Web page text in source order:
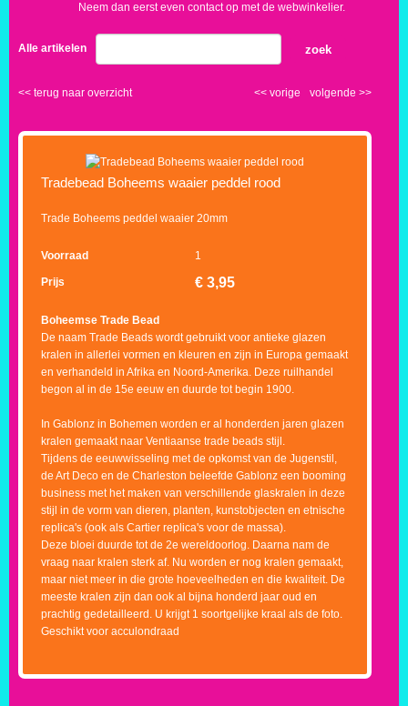
Neem dan eerst even contact op met de webwinkelier.
Alle artikelen zoek
<< terug naar overzicht volgende >>
<< vorige
Tradebead Boheems waaier peddel rood
Trade Boheems peddel waaier 20mm
Voorraad 1
Prijs € 3,95
Boheemse Trade Bead
De naam Trade Beads wordt gebruikt voor antieke glazen
kralen in allerlei vormen en kleuren en zijn in Europa gemaakt
en verhandeld in Afrika en Noord-Amerika. Deze ruilhandel
begon al in de 15e eeuw en duurde tot begin 1900.
In Gablonz in Bohemen worden er al honderden jaren glazen
kralen gemaakt naar Ventiaanse trade beads stijl.
Tijdens de eeuwwisseling met de opkomst van de Jugenstil,
de Art Deco en de Charleston beleefde Gablonz een booming
business met het maken van verschillende glaskralen in deze
stijl in de vorm van dieren, planten, kunstobjecten en etnische
replica's (ook als Cartier replica's voor de massa).
Deze bloei duurde tot de 2e wereldoorlog. Daarna nam de
vraag naar kralen sterk af. Nu worden er nog kralen gemaakt,
maar niet meer in die grote hoeveelheden en die kwaliteit. De
meeste kralen zijn dan ook al bijna honderd jaar oud en
prachtig gedetailleerd. U krijgt 1 soortgelijke kraal als de foto.
Geschikt voor acculondraad